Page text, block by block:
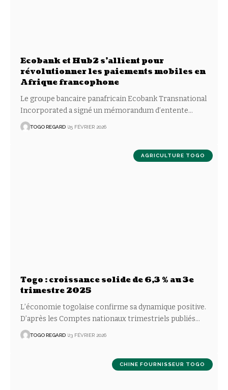
Ecobank et Hub2 s’allient pour
révolutionner les paiements mobiles en
Afrique francophone
Le groupe bancaire panafricain Ecobank Transnational
Incorporated a signé un mémorandum d’entente…
TOGO REGARD 25 FÉVRIER 2026
AGRICULTURE TOGO
Togo : croissance solide de 6,3 % au 3e
trimestre 2025
L’économie togolaise confirme sa dynamique positive.
D’après les Comptes nationaux trimestriels publiés…
TOGO REGARD 23 FÉVRIER 2026
CHINE FOURNISSEUR TOGO